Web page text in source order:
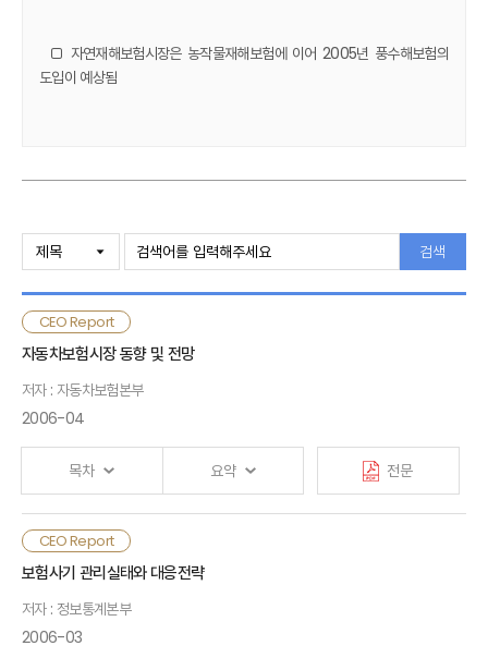
□ 자연재해보험시장은 농작물재해보험에 이어 2005년 풍수해보험의
도입이 예상됨
장기적으로 농작물재해보험의 농업보험으로의 발전, 풍수해 보험의 도입
□ 자연재해보험시장은 재물보험성격으로 손보사의 사업 역량이
충분하고, 향후 제도개선 등으로 사업성을 개선할 수 있으므로,
o 저성장기조의 손보업계에는 대안시장이 될 수 있어 적극적인
시장참여방안을 검토해 볼 필요가 있음
□ 자연재해보험의 대상 목적물이 손보사 영업기반이 취약한 농촌지역에
소재하고, 아직은 시장이 소규모인 점을 고려할 때,
o 단기적으로는 재보험방식에 의한 시장참여를 하면서, 시장 성장 및
접근전략이 주효할 것으로 판단됨
Ⅰ. 검토배경
Ⅱ. 자연재해보험제도 현황 및 시장전망
Ⅲ. 시장참여 전략수립을 위한 분석
Ⅳ. 손보사의 시장참여 전략
Ⅴ. 결론
< 별첨 1 > 주요국의 자연재해관련 보험제도 현황
검색
CEO Report
자동차보험시장 동향 및 전망
저자 : 자동차보험본부
2006-04
목차 요약 전문
CEO Report
보험사기 관리실태와 대응전략
저자 : 정보통계본부
2006-03